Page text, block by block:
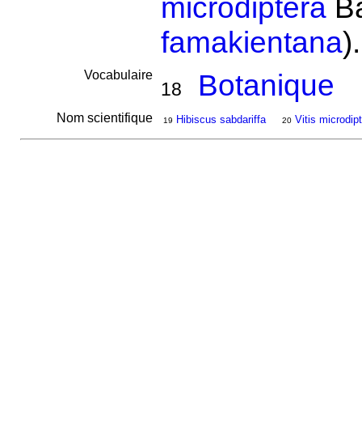
microdiptera
famakientana
Vocabulaire
18 Botanique
Nom scientifique 19 Hibiscus sabdariffa 20 Vitis